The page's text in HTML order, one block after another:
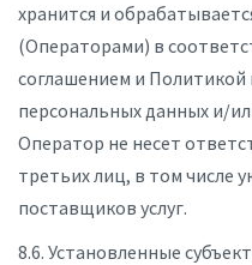
хранится и
(Операторами) в
соглашением и
персональных данных и/
Оператор не несет
третьих лиц, в том числе
поставщиков услуг.
8.6. Установленные